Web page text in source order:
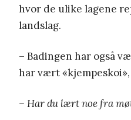
hvor de ulike lagene
landslag.
– Badingen har også
har vært
– Har du lært noe fra